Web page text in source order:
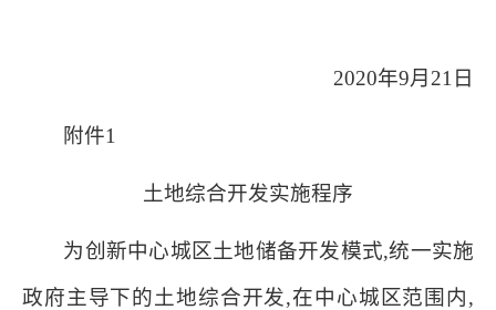
2020年9月 21 日
附件1
土地综合开发实施程序
为创新中心城区土地储备开发模式,统一实施
政府主导下的土地综合开发,在中心城区范围内,